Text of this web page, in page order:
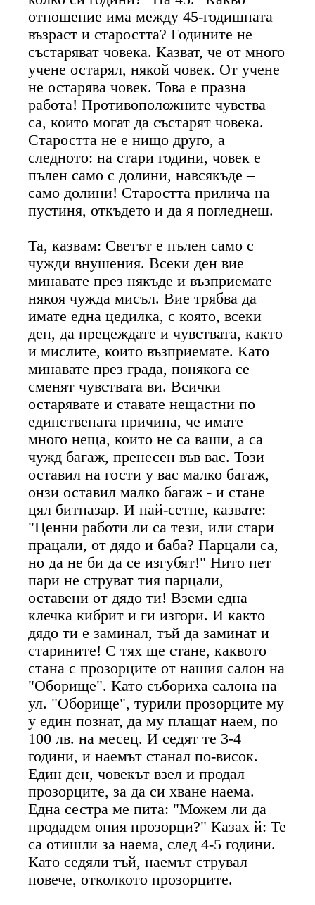
отношение има между 45-годишната
възраст и старостта? Годините не
състаряват човека. Казват, че от много
учене остарял, някой човек. От учене
не остарява човек. Това е празна
работа! Противоположните чувства
са, които могат да състарят човека.
Старостта не е нищо друго, а
следното: на стари години, човек е
пълен само с долини, навсякъде –
само долини! Старостта прилича на
пустиня, откъдето и да я погледнеш.
Та, казвам: Светът е пълен само с
чужди внушения. Всеки ден вие
минавате през някъде и възприемате
някоя чужда мисъл. Вие трябва да
имате една цедилка, с която, всеки
ден, да прецеждате и чувствата, както
и мислите, които възприемате. Като
минавате през града, понякога се
сменят чувствата ви. Всички
остарявате и ставате нещастни по
единствената причина, че имате
много неща, които не са ваши, а са
чужд багаж, пренесен във вас. Този
оставил на гости у вас малко багаж,
онзи оставил малко багаж - и стане
цял битпазар. И най-сетне, казвате:
"Ценни работи ли са тези, или стари
працали, от дядо и баба? Парцали са,
но да не би да се изгубят!" Нито пет
пари не струват тия парцали,
оставени от дядо ти! Вземи една
клечка кибрит и ги изгори. И както
дядо ти е заминал, тъй да заминат и
старините! С тях ще стане, каквото
стана с прозорците от нашия салон на
"Оборище". Като събориха салона на
ул. "Оборище", турили прозорците му
у един познат, да му плащат наем, по
100 лв. на месец. И седят те 3-4
години, и наемът станал по-висок.
Един ден, човекът взел и продал
прозорците, за да си хване наема.
Една сестра ме пита: "Можем ли да
продадем ония прозорци?" Казах й: Те
са отишли за наема, след 4-5 години.
Като седяли тъй, наемът струвал
повече, отколкото прозорците.